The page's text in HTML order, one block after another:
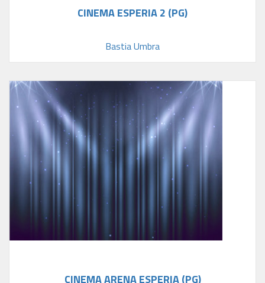
CINEMA ESPERIA 2 (PG)
Bastia Umbra
CINEMA ARENA ESPERIA (PG)